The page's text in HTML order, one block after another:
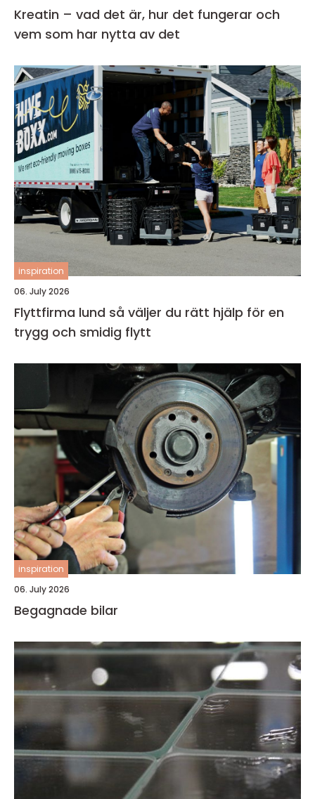
Kreatin – vad det är, hur det fungerar och
vem som har nytta av det
inspiration
06. July 2026
Flyttfirma lund så väljer du rätt hjälp för en
trygg och smidig flytt
inspiration
06. July 2026
Begagnade bilar